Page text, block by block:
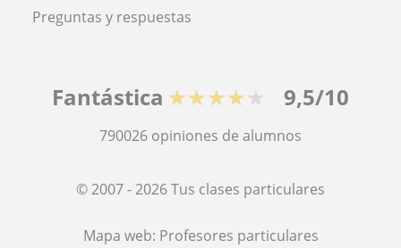
Preguntas y respuestas
Fantástica ★★★★★ 9,5/10
790026 opiniones de alumnos
© 2007 - 2026 Tus clases particulares
Mapa web: Profesores particulares